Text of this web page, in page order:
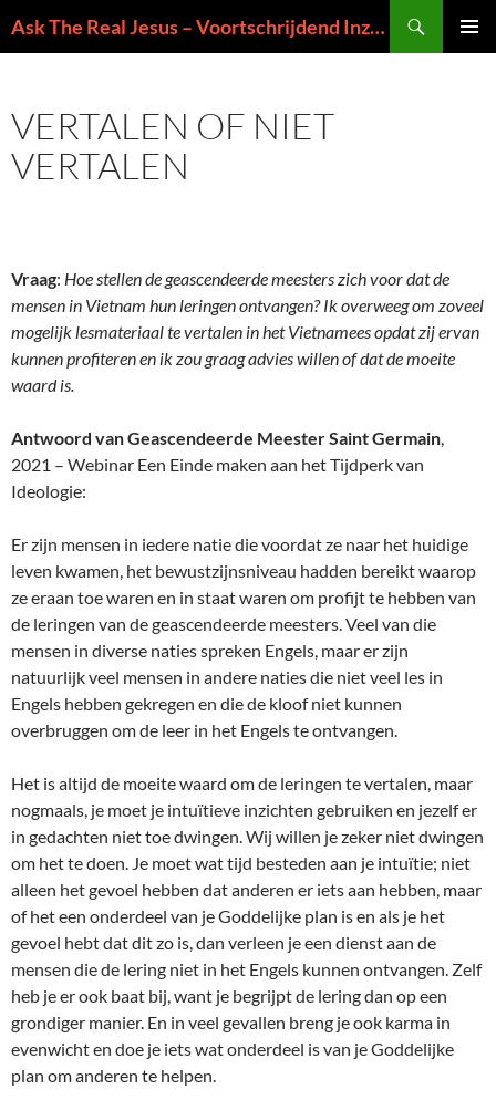
naar
Ask The Real Jesus – Voortschrijdend Inzicht in de Zin van het Leven
VERTALEN OF NIET
VERTALEN
Vraag: Hoe stellen de geascendeerde meesters zich voor dat de
mensen in Vietnam hun leringen ontvangen? Ik overweeg om zoveel
mogelijk lesmateriaal te vertalen in het Vietnamees opdat zij ervan
kunnen profiteren en ik zou graag advies willen of dat de moeite
waard is.
Antwoord van Geascendeerde Meester Saint Germain,
2021 – Webinar Een Einde maken aan het Tijdperk van
Ideologie:
Er zijn mensen in iedere natie die voordat ze naar het huidige
leven kwamen, het bewustzijnsniveau hadden bereikt waarop
ze eraan toe waren en in staat waren om profijt te hebben van
de leringen van de geascendeerde meesters. Veel van die
mensen in diverse naties spreken Engels, maar er zijn
natuurlijk veel mensen in andere naties die niet veel les in
Engels hebben gekregen en die de kloof niet kunnen
overbruggen om de leer in het Engels te ontvangen.
Het is altijd de moeite waard om de leringen te vertalen, maar
nogmaals, je moet je intuïtieve inzichten gebruiken en jezelf er
in gedachten niet toe dwingen. Wij willen je zeker niet dwingen
om het te doen. Je moet wat tijd besteden aan je intuïtie; niet
alleen het gevoel hebben dat anderen er iets aan hebben, maar
of het een onderdeel van je Goddelijke plan is en als je het
gevoel hebt dat dit zo is, dan verleen je een dienst aan de
mensen die de lering niet in het Engels kunnen ontvangen. Zelf
heb je er ook baat bij, want je begrijpt de lering dan op een
grondiger manier. En in veel gevallen breng je ook karma in
evenwicht en doe je iets wat onderdeel is van je Goddelijke
plan om anderen te helpen.